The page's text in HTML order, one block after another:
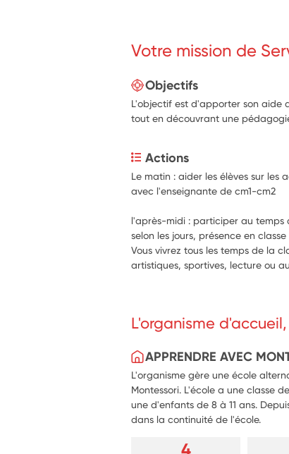
Votre mission de
Objectifs
L'objectif est d'apporter son aide
tout en découvrant une
Actions
Le matin : aider les élèves sur les
avec l'enseignante de cm1-cm2
l'après-midi : participer au temps
selon les jours, présence en
Vous vivrez tous les temps de la
artistiques, sportives, lecture ou
L'organisme
APPRENDRE AVEC
L'organisme gère une école
Montessori. L'école a une classe
une d'enfants de 8 à 11 ans.
dans la continuité de l'école.
4